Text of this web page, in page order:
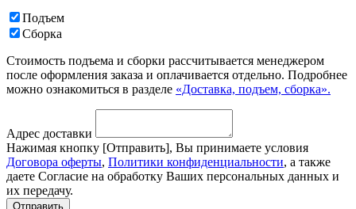
Подъем
Сборка
Стоимость подъема и сборки рассчитывается менеджером
после оформления заказа и оплачивается отдельно. Подробнее
можно ознакомиться в разделе «Доставка, подъем, сборка».
Адрес доставки
Нажимая кнопку [Отправить], Вы принимаете условия
Договора оферты, Политики конфиденциальности, а также
даете Согласие на обработку Ваших персональных данных и
их передачу.